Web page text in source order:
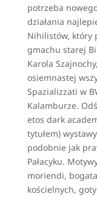
potrzeba
działania
Nihilistów, który
gmachu starej
Karola
osiemnastej
Spazializzati w
Kalamburze.
etos dark
tytułem)
podobnie jak
Pałacyku.
moriendi,
kościelnych,